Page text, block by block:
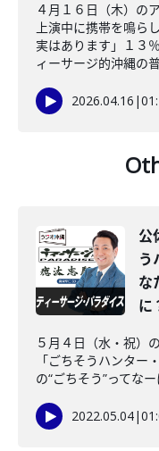
４月１６日（木）の
上演中に携帯を鳴ら
実はあります」１３
ィーサージ的沖縄の
2026.04.16 |
公
う
な
に
５月４日（水・祝）
「ごちそうハンタ
の“ごちそう”ってなー
2022.05.04|